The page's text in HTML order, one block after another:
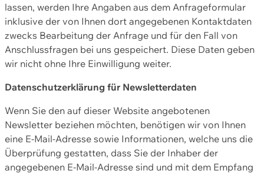
lassen, werden Ihre Angaben aus dem Anfrageformular
inklusive der von Ihnen dort angegebenen Kontaktdaten
zwecks Bearbeitung der Anfrage und für den Fall von
Anschlussfragen bei uns gespeichert. Diese Daten geben
wir nicht ohne Ihre Einwilligung weiter.
Datenschutzerklärung für Newsletterdaten
Wenn Sie den auf dieser Website angebotenen
Newsletter beziehen möchten, benötigen wir von Ihnen
eine E-Mail-Adresse sowie Informationen, welche uns die
Überprüfung gestatten, dass Sie der Inhaber der
angegebenen E-Mail-Adresse sind und mit dem Empfang